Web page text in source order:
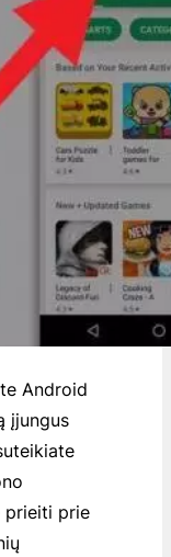
Android
įjungus
prieiti prie